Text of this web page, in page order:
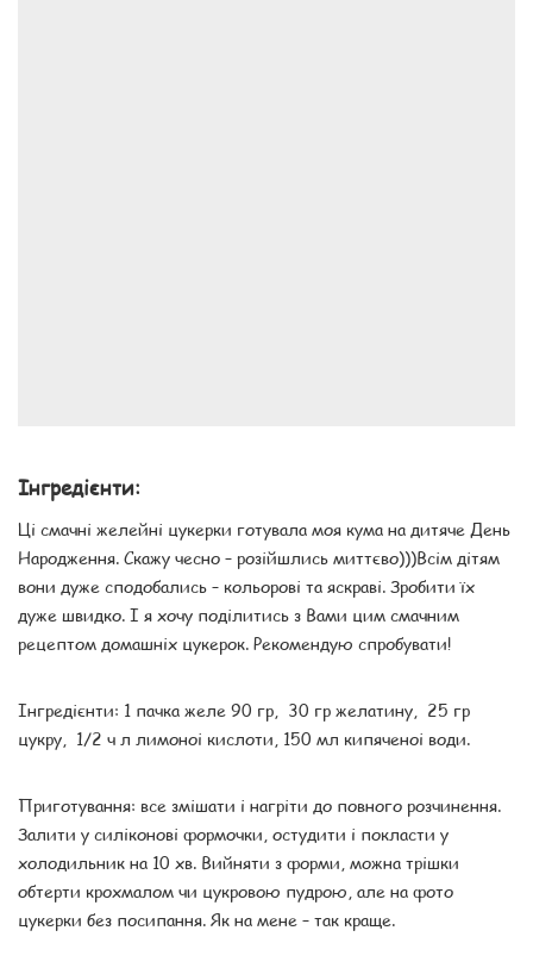
Інгредієнти:
Ці смачні желейні цукерки готувала моя кума на дитяче День
Народження. Скажу чесно – розійшлись миттєво)))Всім дітям
вони дуже сподобались – кольорові та яскраві. Зробити їх
дуже швидко. І я хочу поділитись з Вами цим смачним
рецептом домашніх цукерок. Рекомендую спробувати!
Інгредієнти: 1 пачка желе 90 гр, 30 гр желатину, 25 гр
цукру, 1/2 ч л лимоноі кислоти, 150 мл кипяченоі води.
Приготування: все змішати і нагріти до повного розчинення.
Залити у силіконові формочки, остудити і покласти у
холодильник на 10 хв. Вийняти з форми, можна трішки
обтерти крохмалом чи цукровою пудрою, але на фото
цукерки без посипання. Як на мене – так краще.